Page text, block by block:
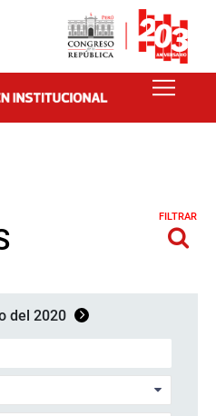
FILTRAR
del 2020